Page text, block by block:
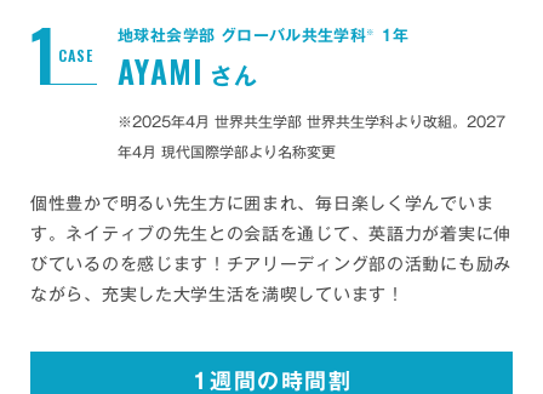
1CASE
地球社会学部 グローバル共生学科※ 1年
AYAMIさん
※2025年4月 世界共生学部 世界共生学科より改組。2027
年4月 現代国際学部より名称変更
個性豊かで明るい先生方に囲まれ、毎日楽しく学んでいま
す。ネイティブの先生との会話を通じて、英語力が着実に伸
びているのを感じます！チアリーディング部の活動にも励み
ながら、充実した大学生活を満喫しています！
1週間の時間割